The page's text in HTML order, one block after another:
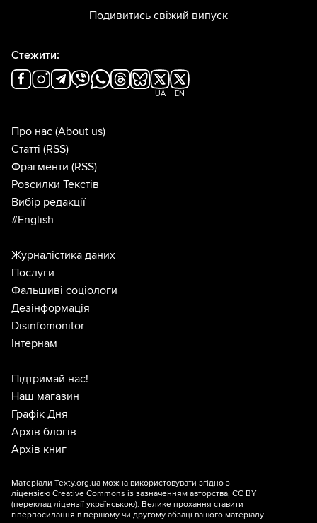
Подивитись свіжий випуск
Стежити:
UA EN
Про нас (About us)
Статті (RSS)
Фрагменти (RSS)
Розсилки Текстів
Вибір редакції
#English
Журналістика даних
Послуги
Фальшиві соціологи
Дезінформація
Disinfomonitor
Інтернам
Підтримай нас!
Наш магазин
Графік Дня
Архів блогів
Архів книг
Матеріали Texty.org.ua можна використовувати згідно з
ліцензією Creative Commons із зазначенням авторства, CC BY
(переклад ліцензії українською). Велике прохання ставити
гіперпосилання в першому чи другому абзаці вашого матеріалу.